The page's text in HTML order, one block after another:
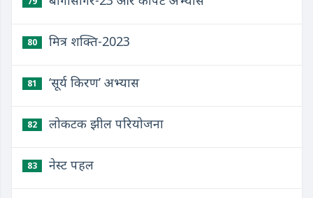
80 मित्र शक्ति-2023
81 ‘सूर्य किरण’ अभ्यास
82 लोकटक झील परियोजना
83 नेस्ट पहल